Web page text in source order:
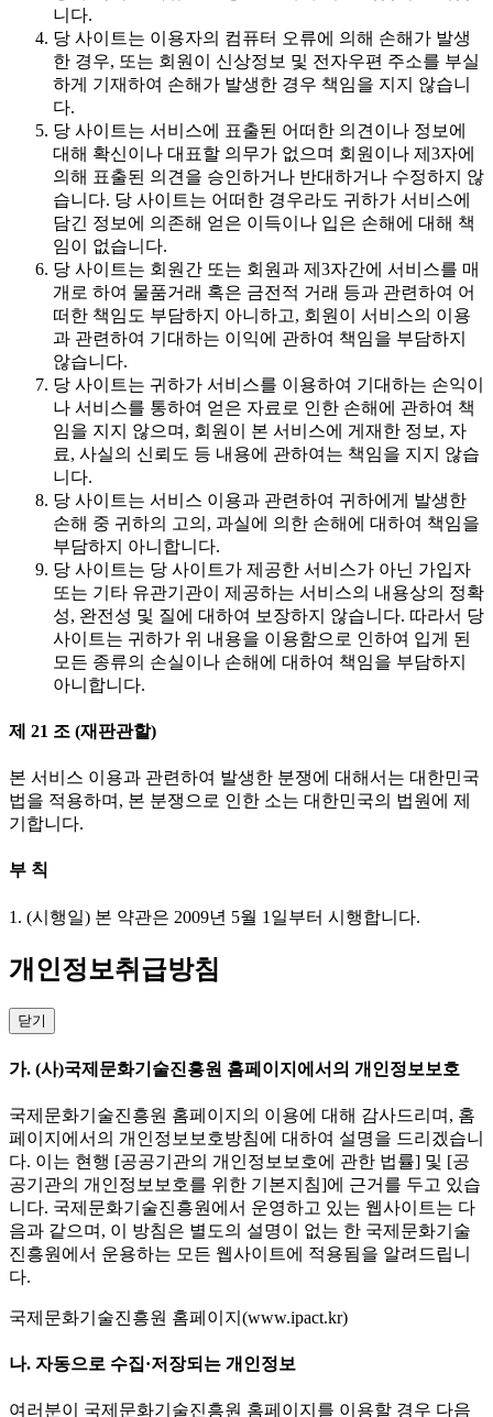
니다.
당 사이트는 이용자의 컴퓨터 오류에 의해 손해가 발생
한 경우, 또는 회원이 신상정보 및 전자우편 주소를 부실
하게 기재하여 손해가 발생한 경우 책임을 지지 않습니
다.
당 사이트는 서비스에 표출된 어떠한 의견이나 정보에
대해 확신이나 대표할 의무가 없으며 회원이나 제3자에
의해 표출된 의견을 승인하거나 반대하거나 수정하지 않
습니다. 당 사이트는 어떠한 경우라도 귀하가 서비스에
담긴 정보에 의존해 얻은 이득이나 입은 손해에 대해 책
임이 없습니다.
당 사이트는 회원간 또는 회원과 제3자간에 서비스를 매
개로 하여 물품거래 혹은 금전적 거래 등과 관련하여 어
떠한 책임도 부담하지 아니하고, 회원이 서비스의 이용
과 관련하여 기대하는 이익에 관하여 책임을 부담하지
않습니다.
당 사이트는 귀하가 서비스를 이용하여 기대하는 손익이
나 서비스를 통하여 얻은 자료로 인한 손해에 관하여 책
임을 지지 않으며, 회원이 본 서비스에 게재한 정보, 자
료, 사실의 신뢰도 등 내용에 관하여는 책임을 지지 않습
니다.
당 사이트는 서비스 이용과 관련하여 귀하에게 발생한
손해 중 귀하의 고의, 과실에 의한 손해에 대하여 책임을
부담하지 아니합니다.
당 사이트는 당 사이트가 제공한 서비스가 아닌 가입자
또는 기타 유관기관이 제공하는 서비스의 내용상의 정확
성, 완전성 및 질에 대하여 보장하지 않습니다. 따라서 당
사이트는 귀하가 위 내용을 이용함으로 인하여 입게 된
모든 종류의 손실이나 손해에 대하여 책임을 부담하지
아니합니다.
제 21 조 (재판관할)
본 서비스 이용과 관련하여 발생한 분쟁에 대해서는 대한민국
법을 적용하며, 본 분쟁으로 인한 소는 대한민국의 법원에 제
기합니다.
부 칙
1. (시행일) 본 약관은 2009년 5월 1일부터 시행합니다.
개인정보취급방침
닫기
가. (사)국제문화기술진흥원 홈페이지에서의 개인정보보호
국제문화기술진흥원 홈페이지의 이용에 대해 감사드리며, 홈
페이지에서의 개인정보보호방침에 대하여 설명을 드리겠습니
다. 이는 현행 [공공기관의 개인정보보호에 관한 법률] 및 [공
공기관의 개인정보보호를 위한 기본지침]에 근거를 두고 있습
니다. 국제문화기술진흥원에서 운영하고 있는 웹사이트는 다
음과 같으며, 이 방침은 별도의 설명이 없는 한 국제문화기술
진흥원에서 운용하는 모든 웹사이트에 적용됨을 알려드립니
다.
국제문화기술진흥원 홈페이지(www.ipact.kr)
나. 자동으로 수집·저장되는 개인정보
여러분이 국제문화기술진흥원 홈페이지를 이용할 경우 다음